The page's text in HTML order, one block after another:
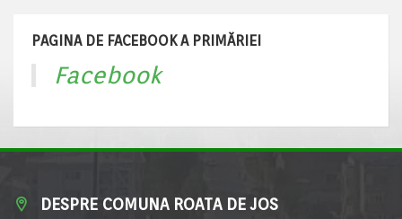
PAGINA DE FACEBOOK A PRIMĂRIEI
Facebook
DESPRE COMUNA ROATA DE JOS